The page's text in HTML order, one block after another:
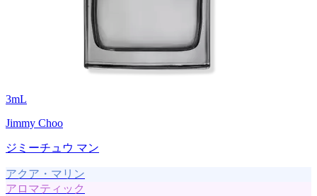
3mL
Jimmy Choo
ジミーチュウ マン
アクア・マリン
アロマティック